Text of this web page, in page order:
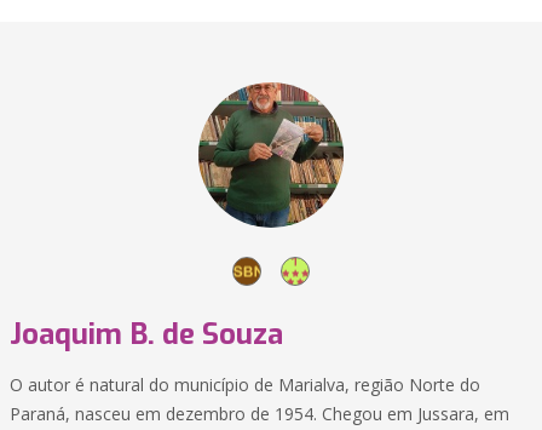
Joaquim B. de Souza
O autor é natural do município de Marialva, região Norte do
Paraná, nasceu em dezembro de 1954. Chegou em Jussara, em